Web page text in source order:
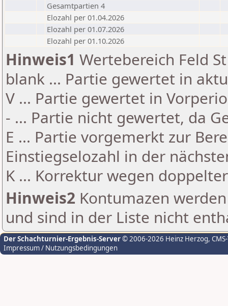
Gesamtpartien 4
Elozahl per 01.04.2026
Elozahl per 01.07.2026
Elozahl per 01.10.2026
Hinweis1 Wertebereich Feld
blank ... Partie gewertet in
V ... Partie gewertet in
- ... Partie nicht gewertet, da
E ... Partie vorgemerkt zur
Einstiegselozahl in der
K ... Korrektur wegen
Hinweis2 Kontumazen
und sind in der Liste nicht
Der Schachturnier-Ergebnis-Server© 2006-2026 Heinz Herzog,
Impressum / Nutzungsbedingungen